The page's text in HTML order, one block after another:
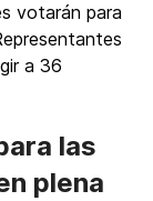
votarán para
a 36
las
plena